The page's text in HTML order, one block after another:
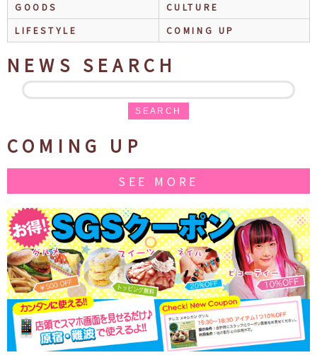
GOODS
CULTURE
LIFESTYLE
COMING UP
NEWS SEARCH
SEARCH
COMING UP
SEE MORE